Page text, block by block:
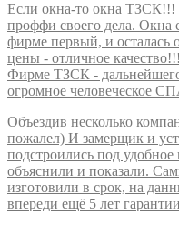
Если окна-то окна ТЗСК!!!
проффи своего дела. Окна
фирме первый, и осталась
цены - отличное
Фирме ТЗСК -
огромное человеческое
Объездив несколько
пожалел) И замерщик и
подстроились под
объяснили и показали.
изготовили в срок, на
впереди ещё 5 лет гарантии